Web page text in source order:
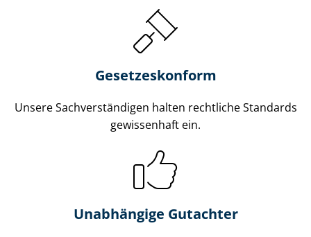
Gesetzes­konform
Unsere Sach­ver­stän­di­gen halten rechtliche Standards
gewissenhaft ein.
Unabhängige Gutachter